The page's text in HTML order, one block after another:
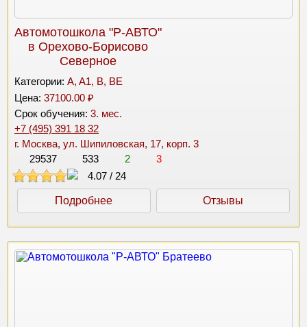
Автомотошкола "Р-АВТО"
в Орехово-Борисово
Северное
Категории: A, A1, B, BE
Цена: 37100.00 ₽
Срок обучения: 3. мес.
+7 (495) 391 18 32
г. Москва, ул. Шипиловская, 17, корп. 3
29537
533 2
3
4.07 / 24
Подробнее Отзывы